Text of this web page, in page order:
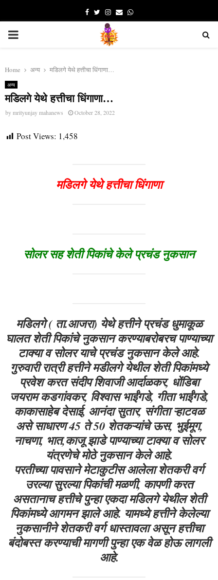
Facebook
TwitterInstagram
EmailWhatsapp
PRIMARY
Home अन्य मडिलगे येथे हत्तीचा धिंगाणा…
अन्य
मडिलगे येथे हत्तीचा धिंगाणा…
by mrityunjay mahanews October 28, 2022
Post Views: 1,458
मडिलगे येथे हत्तीचा धिंगाणा
सोलर सह शेती पिकांचे केले प्रचंड नुकसान
मडिलगे ( ता.आजरा) येथे हत्तीने प्रचंड धुमाकूळ
घालत शेती पिकांचे नुकसान करण्याबरोबरच पाण्याच्या
टाक्या व सोलर याचे प्रचंड नुकसान केले आहे.
गुरुवारी रात्री हत्तीने मडीलगे येथील शेती पिकांमध्ये
प्रवेश करत संदीप शिवाजी आर्दाळकर, धोंडिबा
जयराम कडगांवकर, विश्वास भाईंगडे, गीता भाईंगडे,
काकासाहेब देसाई, आनंदा सुतार, संगीता ऱ्हाटवळ
असे साधारण 45 ते 50 शेतकऱ्यांचे ऊस, भुईमूग,
नाचणा, भात,काजू झाडे पाण्याच्या टाक्या व सोलर
यंत्रणेचे मोठे नुकसान केले आहे.
परतीच्या पावसाने मेटाकुटीस आलेला शेतकरी वर्ग
उरल्या सुरल्या पिकांची मळणी, कापणी करत
असतानाच हत्तीचे पुन्हा एकदा मडिलगे येथील शेती
पिकांमध्ये आगमन झाले आहे. यामध्ये हत्तीने केलेल्या
नुकसानीने शेतकरी वर्ग धास्तावला असून हत्तीचा
बंदोबस्त करण्याची मागणी पुन्हा एक वेळ होऊ लागली
आहे.